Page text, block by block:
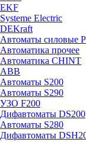
EKF
Systeme Electric
DEKraft
Автоматы силовые
Автоматика прочее
Автоматика CHINT
ABB
Автоматы S200
Автоматы S290
УЗО F200
Дифавтоматы DS200
Автоматы S280
Дифавтоматы